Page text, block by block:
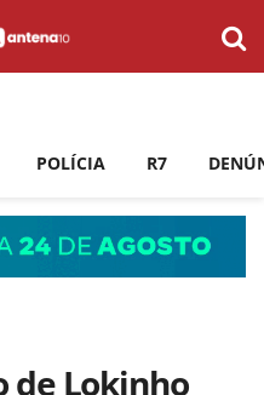
POLÍCIA R7
de Lokinho